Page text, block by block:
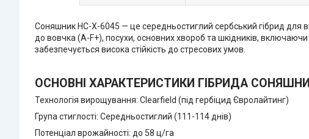
Соняшник НС-Х-6045 — це середньостиглий сербський гібрид для
до вовчка (A-F+), посухи, основних хвороб та шкідників,
забезпечується висока стійкість до стресових умов.
ОСНОВНІ ХАРАКТЕРИСТИКИ ГІБРИДА
Технологія вирощування: Clearfield (під гербіцид Євролайтинг)
Група стиглості: Середньостиглий (111-114 днів)
Потенціал врожайності: до 58 ц/га